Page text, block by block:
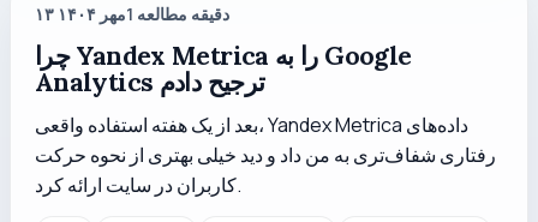
۱۳ مهر ۱۴۰۴1 دقیقه مطالعه
چرا Yandex Metrica را به Google
Analytics ترجیح دادم
بعد از یک هفته استفاده واقعی، Yandex Metrica داده‌های
رفتاری شفاف‌تری به من داد و دید خیلی بهتری از نحوه حرکت
کاربران در سایت ارائه کرد.